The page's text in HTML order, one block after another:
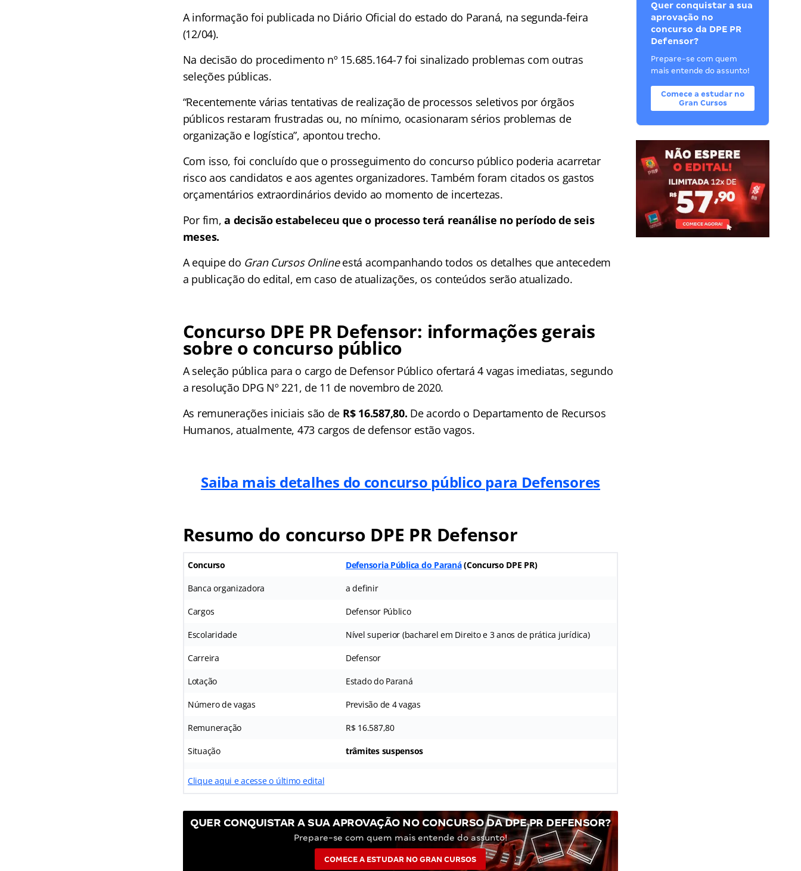
A informação foi publicada no Diário Oficial do estado do Paraná, na segunda-feira
(12/04).
Na decisão do procedimento nº 15.685.164-7 foi sinalizado problemas com outras
seleções públicas.
“Recentemente várias tentativas de realização de processos seletivos por órgãos
públicos restaram frustradas ou, no mínimo, ocasionaram sérios problemas de
organização e logística”, apontou trecho.
Com isso, foi concluído que o prosseguimento do concurso público poderia acarretar
risco aos candidatos e aos agentes organizadores. Também foram citados os gastos
orçamentários extraordinários devido ao momento de incertezas.
Por fim,a decisão estabeleceu que o processo terá reanálise no período de seis
meses.
A equipe do Gran Cursos Onlineestá acompanhando todos os detalhes que antecedem
a publicação do edital, em caso de atualizações, os conteúdos serão atualizado.
Concurso DPE PR Defensor: informações gerais
sobre o concurso público
A seleção pública para o cargo de Defensor Público ofertará 4 vagas imediatas, segundo
a resolução DPG Nº 221, de 11 de novembro de 2020.
As remunerações iniciais são de R$ 16.587,80. De acordo o Departamento de Recursos
Humanos, atualmente, 473 cargos de defensor estão vagos.
Saiba mais detalhes do concurso público para Defensores
Resumo do concurso DPE PR Defensor
Concurso Defensoria Pública do Paraná(Concurso DPE PR)
Banca organizadora a definir
Cargos Defensor Público
Escolaridade Nível superior (bacharel em Direito e 3 anos de prática jurídica)
Carreira Defensor
Lotação Estado do Paraná
Número de vagas Previsão de 4 vagas
Remuneração R$ 16.587,80
Situação trâmites suspensos
Clique aqui e acesse o último edital
QUER CONQUISTAR A SUA APROVAÇÃO NO CONCURSO DA DPE PR DEFENSOR?
Prepare-se com quem mais entende do assunto!
COMECE A ESTUDAR NO GRAN CURSOS
Quer conquistar a sua
aprovação no
concurso da DPE PR
Defensor?
Prepare-se com quem
mais entende do assunto!
Comece a estudar no
Gran Cursos